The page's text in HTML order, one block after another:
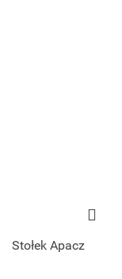
Stołek Apacz